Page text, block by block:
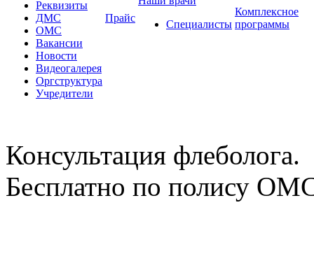
Реквизиты
ДМС
ОМС
Вакансии
Новости
Видеогалерея
Оргструктура
Учредители
Прайс
Специалисты
Комплексное
программы
Консультация флеболога.
Бесплатно по полису